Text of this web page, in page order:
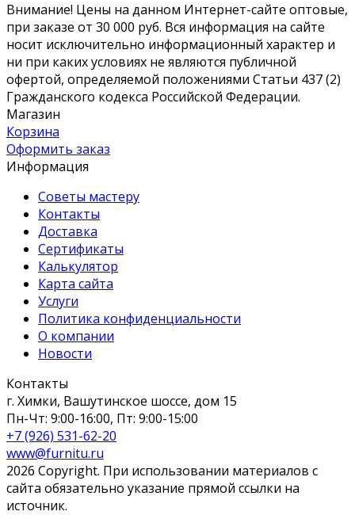
Внимание! Цены на данном Интернет-сайте оптовые,
при заказе от 30 000 руб. Вся информация на сайте
носит исключительно информационный характер и
ни при каких условиях не являются публичной
офертой, определяемой положениями Статьи 437 (2)
Гражданского кодекса Российской Федерации.
Магазин
Корзина
Оформить заказ
Информация
Советы мастеру
Контакты
Доставка
Сертификаты
Калькулятор
Карта сайта
Услуги
Политика конфиденциальности
О компании
Новости
Контакты
г. Химки, Вашутинское шоссе, дом 15
Пн-Чт: 9:00-16:00, Пт: 9:00-15:00
+7 (926) 531-62-20
www@furnitu.ru
2026 Copyright. При использовании материалов с
сайта обязательно указание прямой ссылки на
источник.